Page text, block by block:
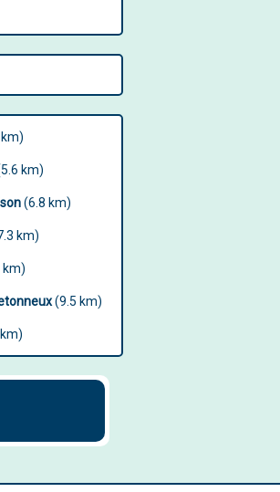
km)
(6.8 km)
km)
(9.5 km)